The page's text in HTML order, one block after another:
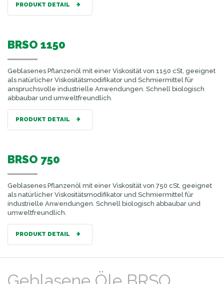
PRODUKT DETAIL
BRSO 1150
Geblasenes Pflanzenöl mit einer Viskosität von 1150 cSt, geeignet
als natürlicher Viskositätsmodifikator und Schmiermittel für
anspruchsvolle industrielle Anwendungen. Schnell biologisch
abbaubar und umweltfreundlich.
PRODUKT DETAIL
BRSO 750
Geblasenes Pflanzenöl mit einer Viskosität von 750 cSt, geeignet
als natürlicher Viskositätsmodifikator und Schmiermittel für
industrielle Anwendungen. Schnell biologisch abbaubar und
umweltfreundlich.
PRODUKT DETAIL